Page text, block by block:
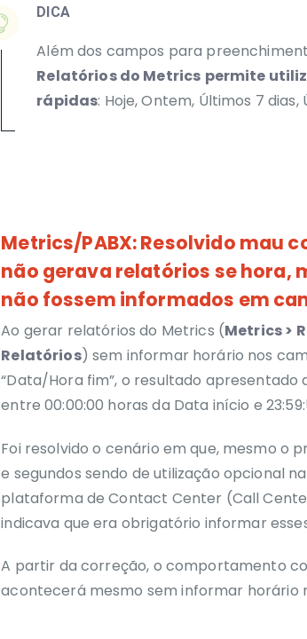
DICA
Além dos campos para
Relatórios do Metrics permite
rápidas: Hoje, Ontem, Últimos 7
Metrics/PABX: Resolvido mau
não gerava relatórios se hora,
não fossem informados em
Ao gerar relatórios do Metrics (Metrics >
Relatórios) sem informar horário nos
“Data/Hora fim”, o resultado
entre 00:00:00 horas da Data início e
Foi resolvido o cenário em que, mesmo o
e segundos sendo de utilização opcional
plataforma deContact Center (Call
indicava que era obrigatório informar
A partir da correção, o comportamento
acontecerá mesmo sem informar horário